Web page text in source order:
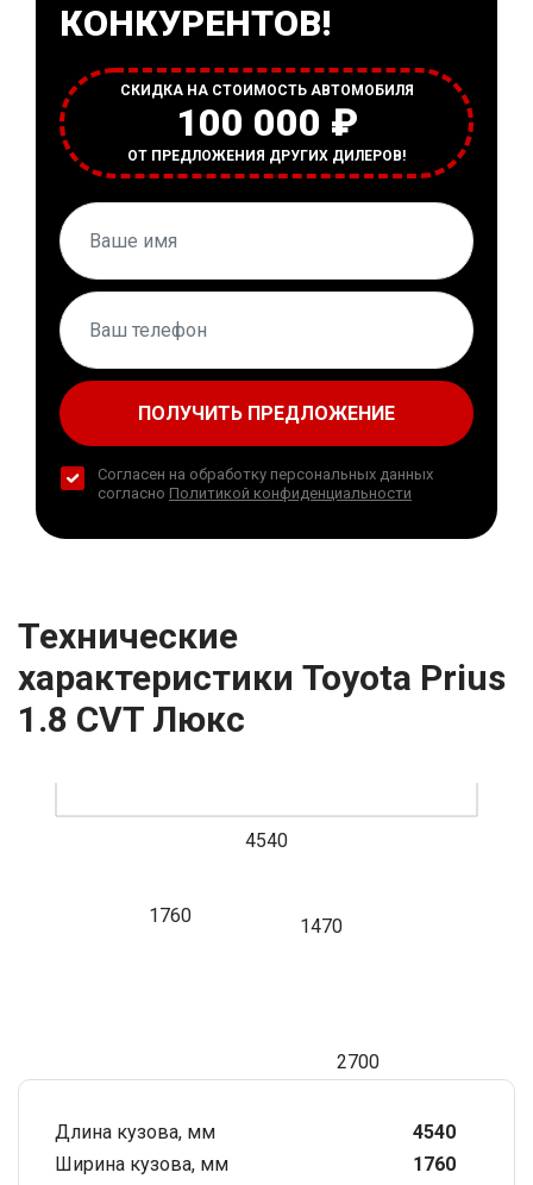
КОНКУРЕНТОВ!
СКИДКА НА СТОИМОСТЬ АВТОМОБИЛЯ
100 000 ₽
ОТ ПРЕДЛОЖЕНИЯ ДРУГИХ ДИЛЕРОВ!
ПОЛУЧИТЬ ПРЕДЛОЖЕНИЕ
Согласен на обработку персональных данных
согласно Политикой конфиденциальности
Технические
характеристики Toyota Prius
1.8 CVT Люкс
4540
1760 1470
2700
Длина кузова, мм
4540
Ширина кузова, мм
1760